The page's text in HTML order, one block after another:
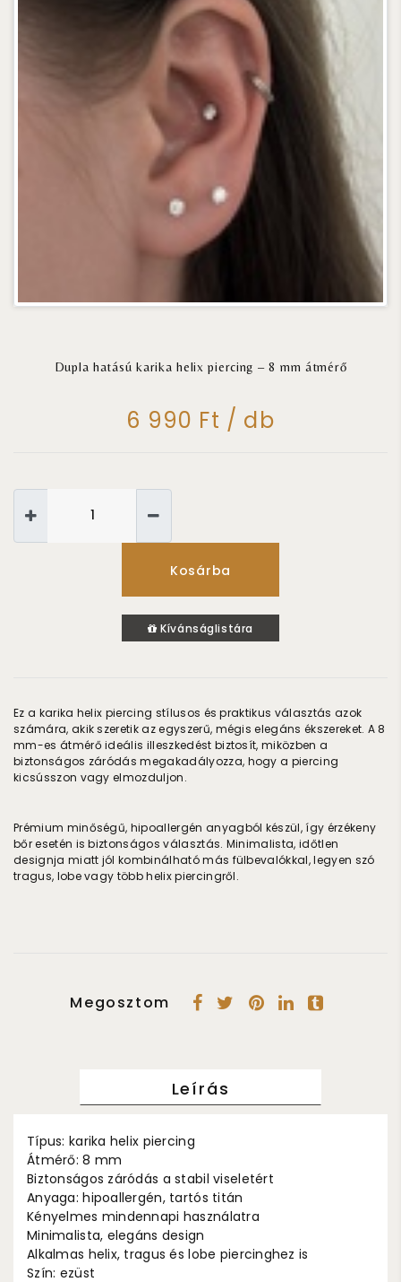
Dupla hatású karika helix piercing – 8 mm átmérő
6 990 Ft / db
Kosárba
Kívánságlistára
Ez a karika helix piercing stílusos és praktikus választás azok
számára, akik szeretik az egyszerű, mégis elegáns ékszereket. A 8
mm-es átmérő ideális illeszkedést biztosít, miközben a
biztonságos záródás megakadályozza, hogy a piercing
kicsússzon vagy elmozduljon.
Prémium minőségű, hipoallergén anyagból készül, így érzékeny
bőr esetén is biztonságos választás. Minimalista, időtlen
designja miatt jól kombinálható más fülbevalókkal, legyen szó
tragus, lobe vagy több helix piercingről.
Megosztom
Leírás
Típus: karika helix piercing
Átmérő: 8 mm
Biztonságos záródás a stabil viseletért
Anyaga: hipoallergén, tartós titán
Kényelmes mindennapi használatra
Minimalista, elegáns design
Alkalmas helix, tragus és lobe piercinghez is
Szín: ezüst